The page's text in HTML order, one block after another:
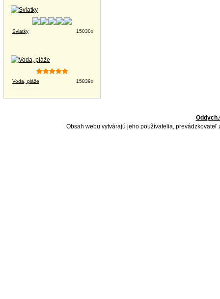
Sviatky 15030x
Voda, pláže 15839x
Obsah webu vytvárajú jeho používatelia,